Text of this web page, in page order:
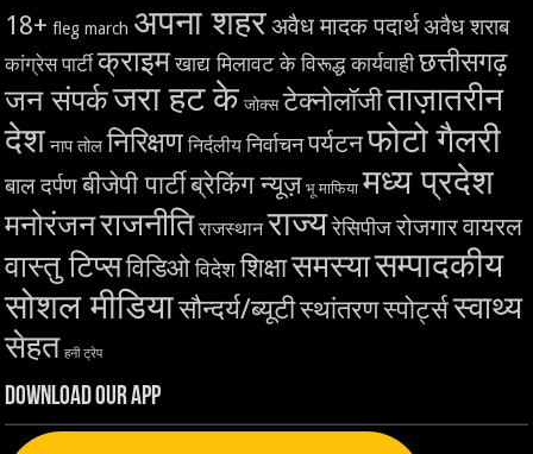
18+ fleg march अपना शहरअवैध मादक पदार्थअवैध शराब
कांग्रेस पार्टी क्राइमखाद्य मिलावट के विरूद्ध कार्यवाहीछत्तीसगढ़
जन संपर्कजरा हट के जोक्स टेक्नोलॉजीताज़ातरीन
देश नाप तोल निरिक्षण निर्दलीय निर्वाचनपर्यटनफोटो गैलरी
बाल दर्पणबीजेपी पार्टीब्रेकिंग न्यूज़ भू माफिया मध्य प्रदेश
मनोरंजनराजनीति राजस्थान राज्यरेसिपीज रोजगारवायरल
वास्तु टिप्सविडिओ विदेश शिक्षासमस्यासम्पादकीय
सोशल मीडियासौन्दर्य/ब्यूटीस्थांतरणस्पोर्ट्सस्वाथ्य
सेहत हनी ट्रेप
Download Our App